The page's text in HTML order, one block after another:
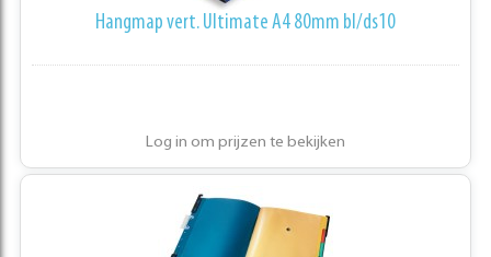
Hangmap vert. Ultimate A4 80mm bl/ds10
Log in om prijzen te bekijken